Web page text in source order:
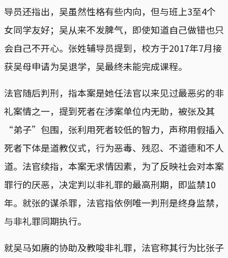
导员还指出，吴虽然性格有些内向，但与班上3至4个
女同学友好；吴从来不发脾气，即使知道自己做错也只
会自己不开心。张姓辅导员提到，校方于2017年7月接
获吴母申请为吴退学，吴最终未能完成课程。
法官随后判刑，指本案是她任法官以来见过最恶劣的非
礼案情之一，提到死者在涉案单位内无助，被张及其
“弟子”包围，张利用死者较低的智力，声称用假插入
死者下体是道教仪式，行为恶毒、残忍、不道德和不人
道。法官续指，本案无求情因素，为了反映社会对本案
罪行的厌恶，决定判以非礼罪的最高刑期，即监禁10
年。就张的谋杀罪，法官指依例唯一判刑是终身监禁，
与非礼罪同期执行。
就吴马如赓的协助及教唆非礼罪，法官称其行为比张子